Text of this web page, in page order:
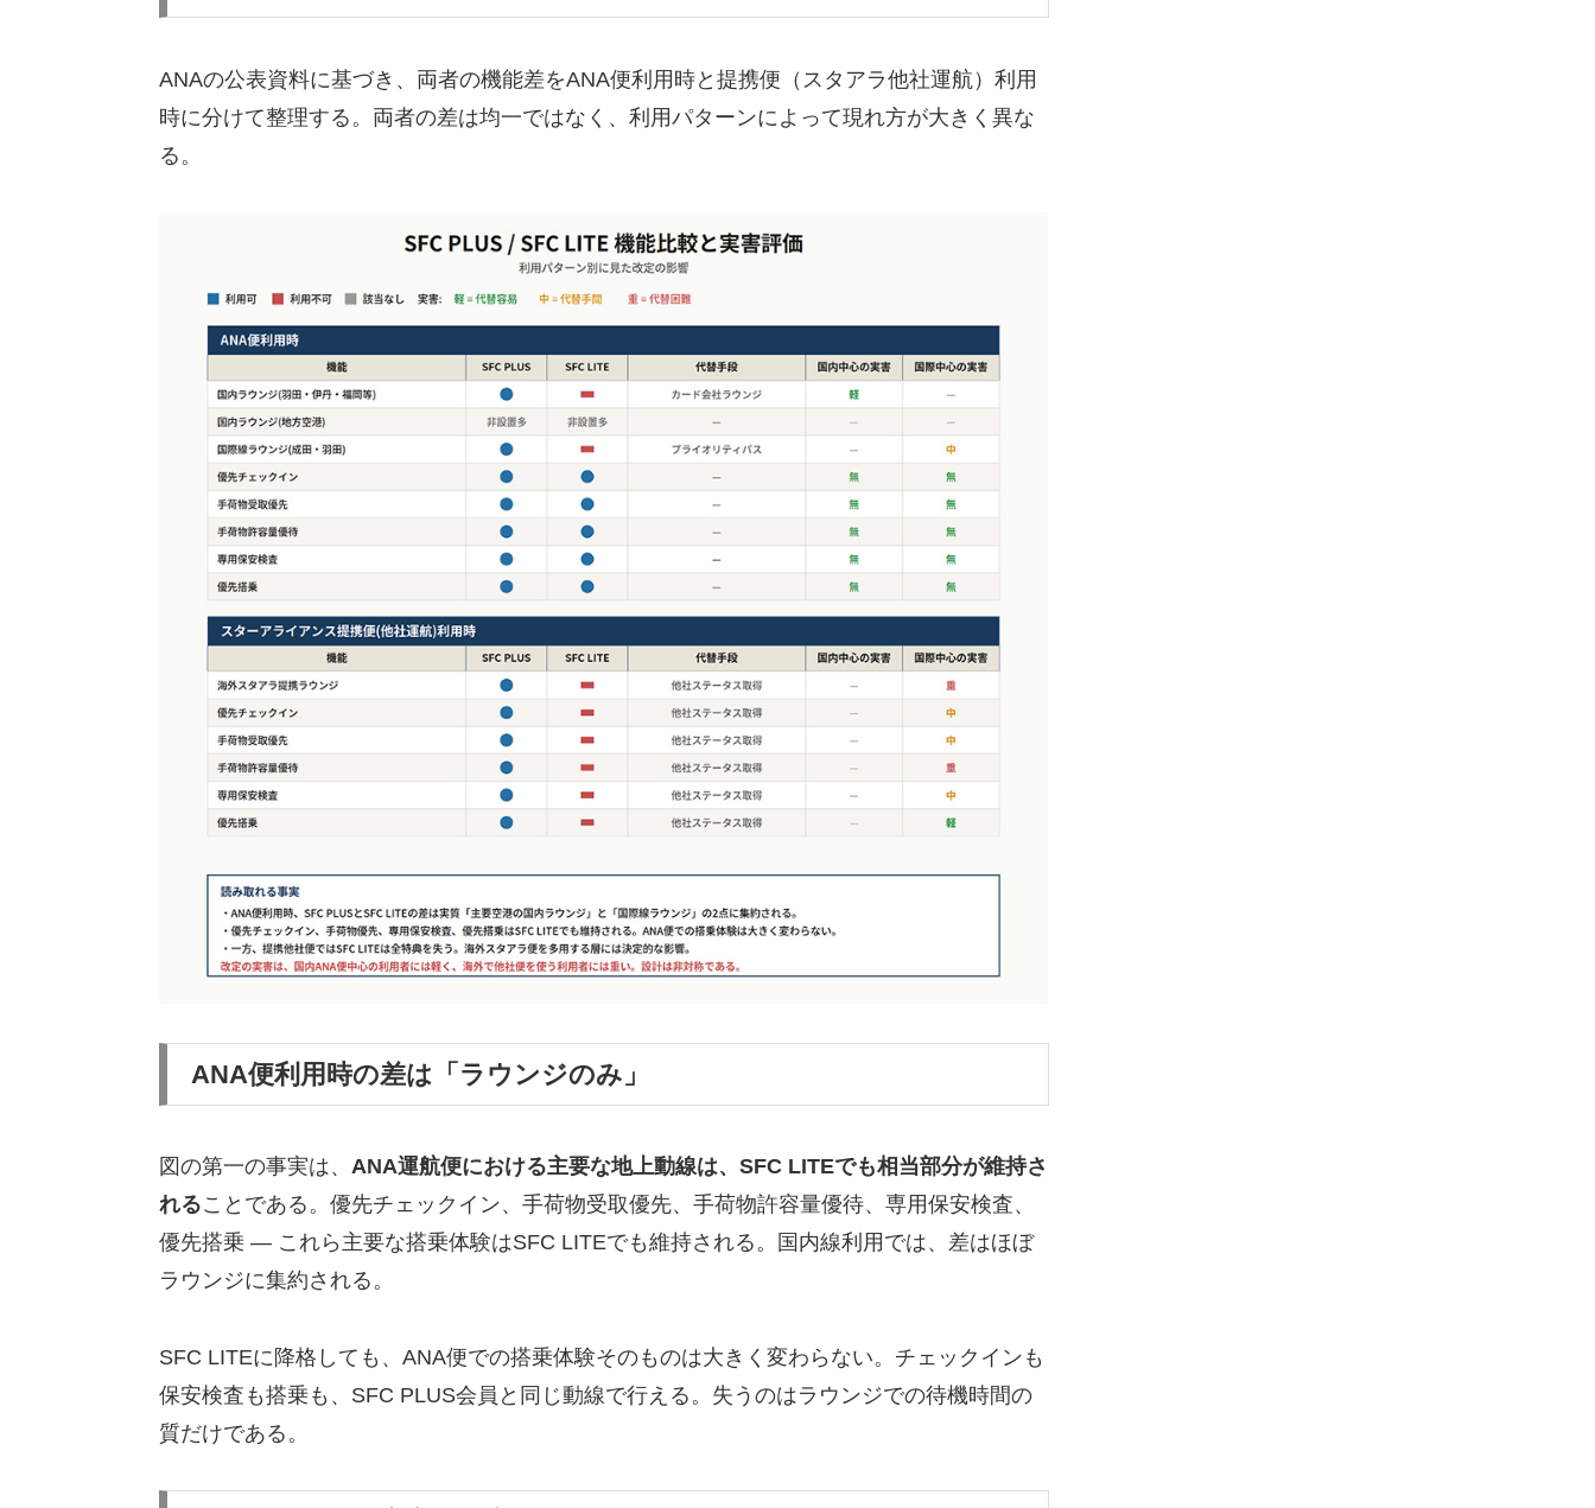
ANAの公表資料に基づき、両者の機能差をANA便利用時と提携便（スタアラ他社運航）利用
時に分けて整理する。両者の差は均一ではなく、利用パターンによって現れ方が大きく異な
る。
ANA便利用時の差は「ラウンジのみ」
図の第一の事実は、 ANA運航便における主要な地上動線は、SFC LITEでも相当部分が維持さ
れることである。優先チェックイン、手荷物受取優先、手荷物許容量優待、専用保安検査、
優先搭乗 — これら主要な搭乗体験はSFC LITEでも維持される。国内線利用では、差はほぼ
ラウンジに集約される。
SFC LITEに降格しても、ANA便での搭乗体験そのものは大きく変わらない。チェックインも
保安検査も搭乗も、SFC PLUS会員と同じ動線で行える。失うのはラウンジでの待機時間の
質だけである。